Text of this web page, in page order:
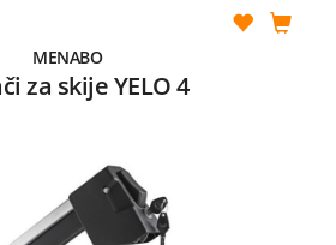
MENABO
za skije YELO 4